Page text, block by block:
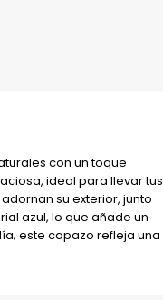
con un toque
ideal para llevar tus
su exterior, junto
azul, lo que añade un
este capazo refleja una